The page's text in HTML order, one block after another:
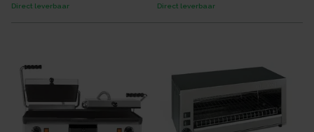
Direct leverbaar Direct leverbaar